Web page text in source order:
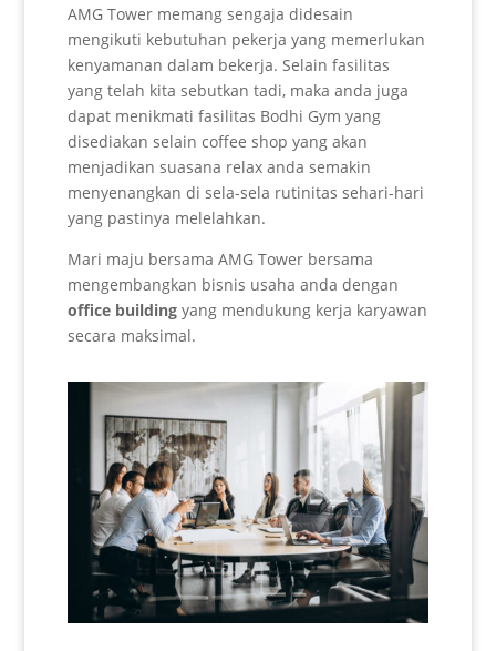
AMG Tower memang sengaja didesain
mengikuti kebutuhan pekerja yang memerlukan
kenyamanan dalam bekerja. Selain fasilitas
yang telah kita sebutkan tadi, maka anda juga
dapat menikmati fasilitas Bodhi Gym yang
disediakan selain coffee shop yang akan
menjadikan suasana relax anda semakin
menyenangkan di sela-sela rutinitas sehari-hari
yang pastinya melelahkan.
Mari maju bersama AMG Tower bersama
mengembangkan bisnis usaha anda dengan
office buildingyang mendukung kerja karyawan
secara maksimal.